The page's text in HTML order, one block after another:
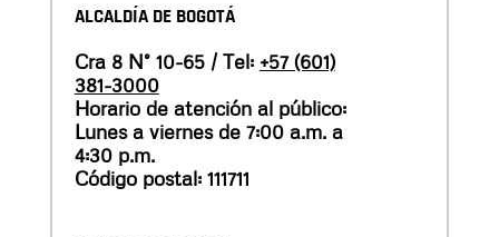
ALCALDÍA DE BOGOTÁ
Cra 8 N° 10-65 / Tel: +57 (601)
381-3000
Horario de atención al público:
Lunes a viernes de 7:00 a.m. a
4:30 p.m.
Código postal: 111711